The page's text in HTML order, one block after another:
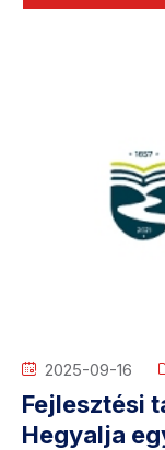
2025-09-16
Fejlesztési
Hegyalja